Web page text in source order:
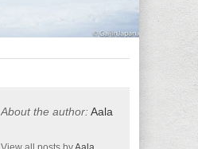
About the author:Aala